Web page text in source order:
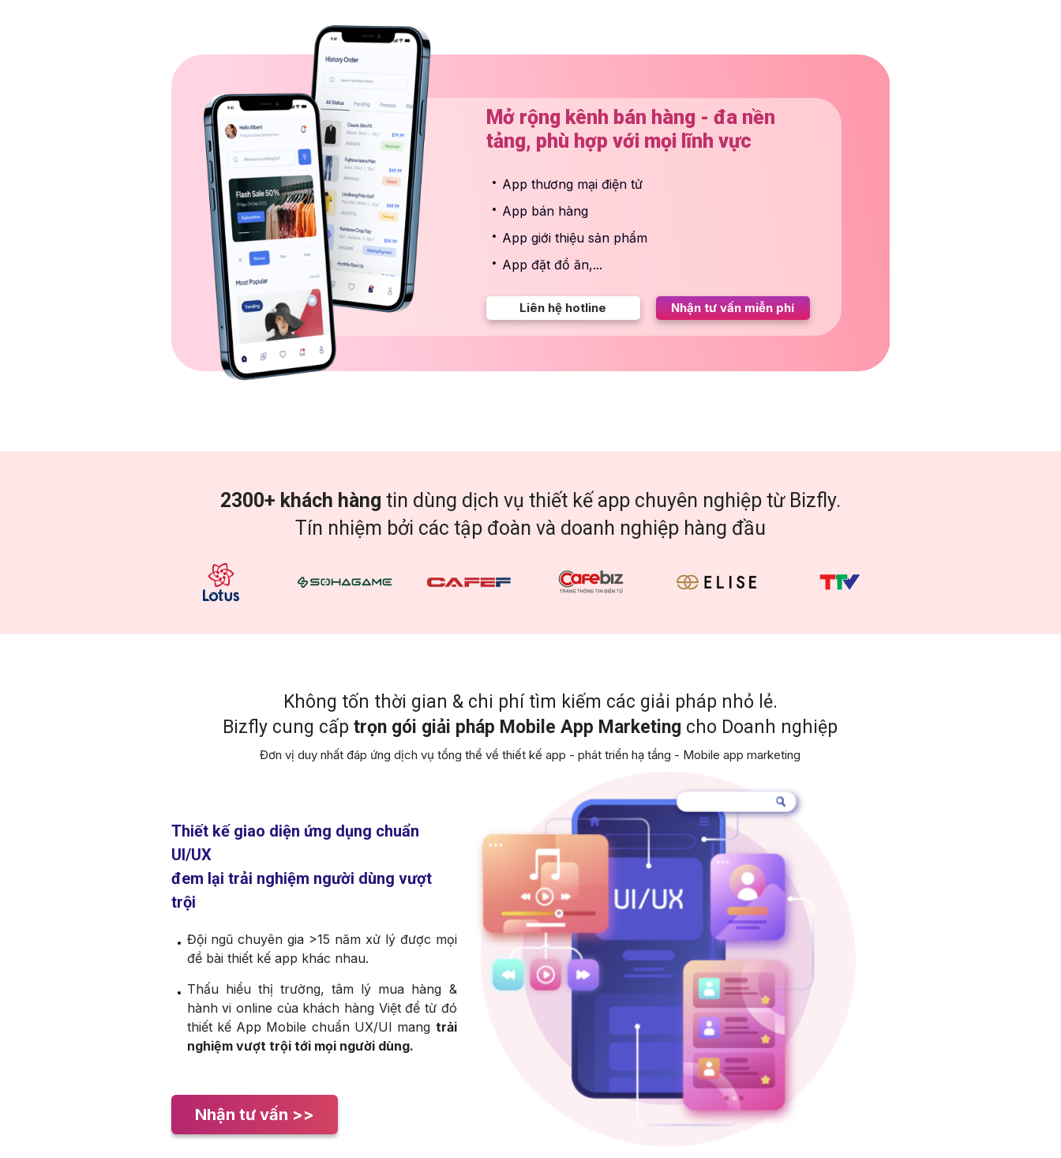
Mở rộng kênh bán hàng - đa nền
tảng, phù hợp với mọi lĩnh vực
App thương mại điện tử
App bán hàng
App giới thiệu sản phẩm
App đặt đồ ăn,...
Liên hệ hotline Nhận tư vấn miễn phí
2300+ khách hàng tin dùng dịch vụ thiết kế app chuyên nghiệp từ Bizfly.
Tín nhiệm bởi các tập đoàn và doanh nghiệp hàng đầu
Không tốn thời gian & chi phí tìm kiếm các giải pháp nhỏ lẻ.
Bizfly cung cấptrọn gói giải pháp Mobile App Marketing cho Doanh nghiệp
Đơn vị duy nhất đáp ứng dịch vụ tổng thể về thiết kế app - phát triển hạ tầng - Mobile app marketing
Thiết kế giao diện ứng dụng chuẩn
UI/UX
đem lại trải nghiệm người dùng vượt
trội
Đội ngũ chuyên gia >15 năm xử lý được mọi
đề bài thiết kế app khác nhau.
Thấu hiểu thị trường, tâm lý mua hàng &
hành vi online của khách hàng Việt để từ đó
thiết kế App Mobile chuẩn UX/UI mang trải
nghiệm vượt trội tới mọi người dùng.
Nhận tư vấn >>